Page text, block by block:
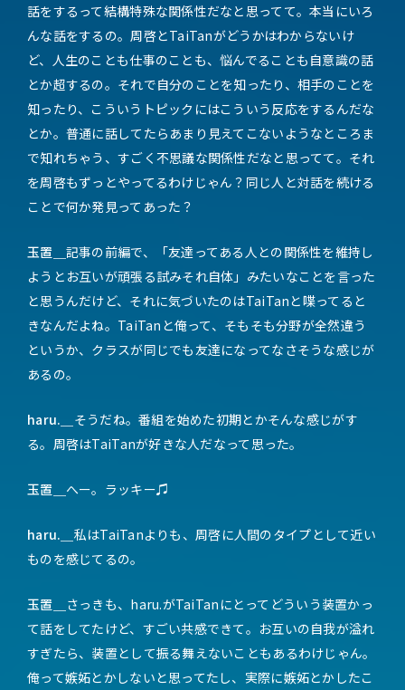
話をするって結構特殊な関係性だなと思ってて。本当にいろ
んな話をするの。周啓とTaiTanがどうかはわからないけ
ど、人生のことも仕事のことも、悩んでることも自意識の話
とか超するの。それで自分のことを知ったり、相手のことを
知ったり、こういうトピックにはこういう反応をするんだな
とか。普通に話してたらあまり見えてこないようなところま
で知れちゃう、すごく不思議な関係性だなと思ってて。それ
を周啓もずっとやってるわけじゃん？同じ人と対話を続ける
ことで何か発見ってあった？
玉置＿ 記事の前編で、「友達ってある人との関係性を維持し
ようとお互いが頑張る試みそれ自体」みたいなことを言った
と思うんだけど、それに気づいたのはTaiTanと喋ってると
きなんだよね。TaiTanと俺って、そもそも分野が全然違う
というか、クラスが同じでも友達になってなさそうな感じが
あるの。
haru.＿ そうだね。番組を始めた初期とかそんな感じがす
る。周啓はTaiTanが好きな人だなって思った。
玉置＿ へー。ラッキー♫
haru.＿ 私はTaiTanよりも、周啓に人間のタイプとして近い
ものを感じてるの。
玉置＿
さっきも、haru.がTaiTanにとってどういう装置かっ
て話をしてたけど、すごい共感できて。お互いの自我が溢れ
すぎたら、装置として振る舞えないこともあるわけじゃん。
俺って嫉妬とかしないと思ってたし、実際に嫉妬とかしたこ